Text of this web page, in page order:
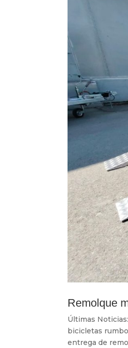
Remolque
Últimas
bicicletas
entrega de